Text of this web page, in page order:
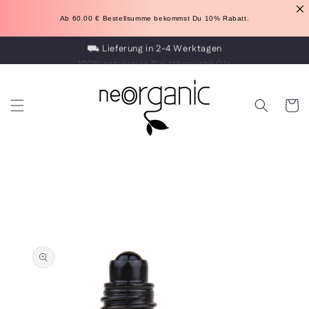
Ab 60.00 € Bestellsumme bekommst Du 10% Rabatt.
100% naturreine Bio ätherische Öle